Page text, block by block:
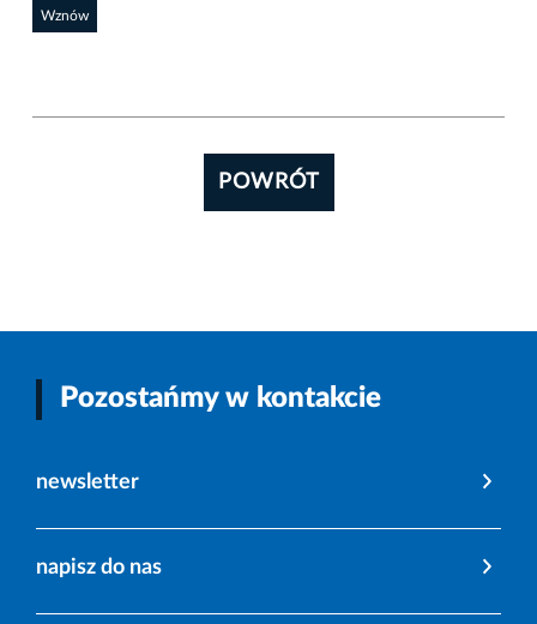
Wznów
POWRÓT
Pozostańmy w kontakcie
newsletter
napisz do nas